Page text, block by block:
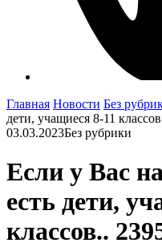
Главная Новости Без
дети, учащиеся 8-11
03.03.2023Без рубрики
Если у Вас
есть дети,
классов..